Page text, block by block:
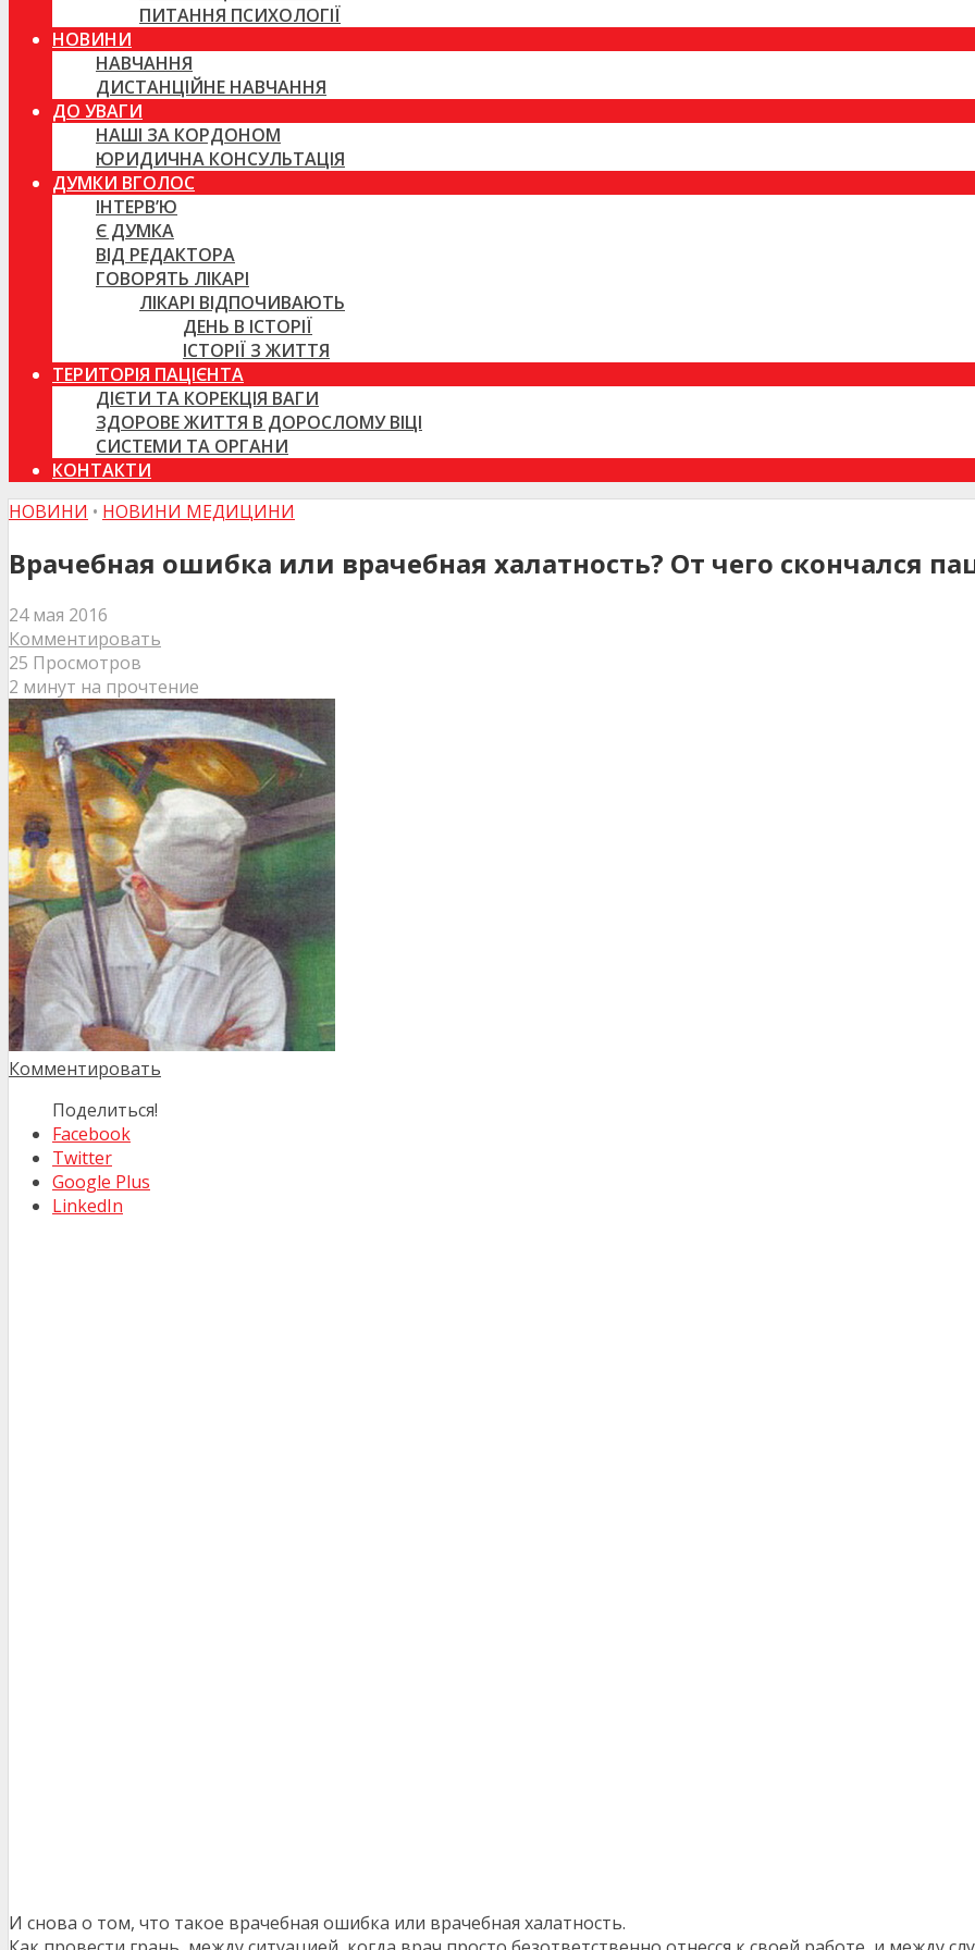
ПИТАННЯ ПСИХОЛОГІЇ
НОВИНИ
НАВЧАННЯ
ДИСТАНЦІЙНЕ НАВЧАННЯ
ДО УВАГИ
НАШІ ЗА КОРДОНОМ
ЮРИДИЧНА КОНСУЛЬТАЦІЯ
ДУМКИ ВГОЛОС
ІНТЕРВ’Ю
Є ДУМКА
ВІД РЕДАКТОРА
ГОВОРЯТЬ ЛІКАРІ
ЛІКАРІ ВІДПОЧИВАЮТЬ
ДЕНЬ В ІСТОРІЇ
ІСТОРІЇ З ЖИТТЯ
ТЕРИТОРІЯ ПАЦІЄНТА
ДІЄТИ ТА КОРЕКЦІЯ ВАГИ
ЗДОРОВЕ ЖИТТЯ В ДОРОСЛОМУ ВІЦІ
СИСТЕМИ ТА ОРГАНИ
КОНТАКТИ
НОВИНИ • НОВИНИ МЕДИЦИНИ
Врачебная ошибка или врачебная халатность? От чего скончался
24 мая 2016
Комментировать
25 Просмотров
2 минут на прочтение
Комментировать
Поделиться!
Facebook
Twitter
Google Plus
LinkedIn
И снова о том, что такое врачебная ошибка или врачебная халатность.